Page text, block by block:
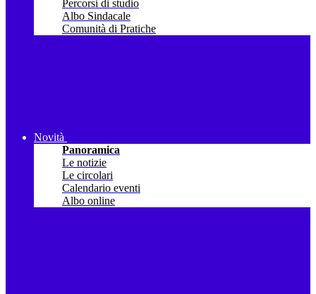
Percorsi di studio
Albo Sindacale
Comunità di Pratiche
Novità
Panoramica
Le notizie
Le circolari
Calendario eventi
Albo online